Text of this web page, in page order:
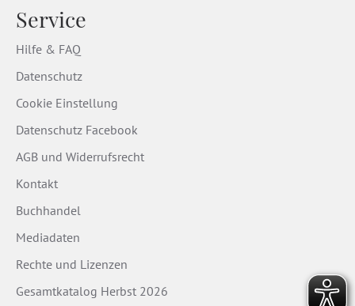
Service
Hilfe & FAQ
Datenschutz
Cookie Einstellung
Datenschutz Facebook
AGB und Widerrufsrecht
Kontakt
Buchhandel
Mediadaten
Rechte und Lizenzen
Gesamtkatalog Herbst 2026